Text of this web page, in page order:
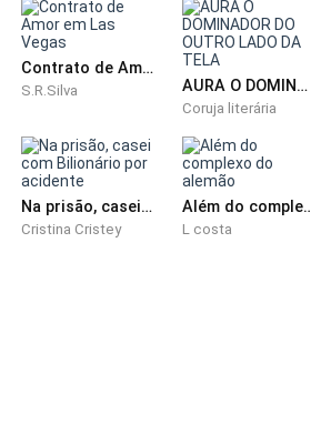
penteados para trás, sorriso de
qualquer olhar externo, parecia
apaixonado.
ela. Peter levantou
uma conquista.
— Você está deslumbrante, amor.
Contrato de Amor em Las Vegas
S.R.Silva AURA O DOMINADOR DO OUTRO LADO DA TELA
Coruja literária
Na prisão, casei com Bilionário por acidente
Cristina Cristey
Além do
L costa